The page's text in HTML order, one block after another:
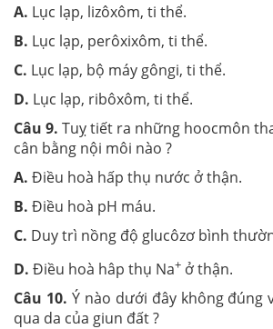
A. Lục lạp, lizôxôm, ti thể.
B. Lục lạp, perôxixôm, ti thể.
C. Lục lạp, bộ máy gôngi, ti thể.
D. Lục lạp, ribôxôm, ti thể.
Câu 9. Tuỵ tiết ra những hoocmôn
cân bằng nội môi nào ?
A. Điều hoà hấp thụ nước ở thận.
B. Điều hoà pH máu.
C. Duy trì nồng độ glucôzơ bình
D. Điều hoà hâp thụ Na+ ở thận.
Câu 10. Ý nào dưới đây không đúng
qua da của giun đất ?